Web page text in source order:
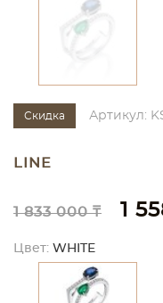
Скидка Артикул:
LINE
1 833 000 ₸ 1
Цвет: WHITE